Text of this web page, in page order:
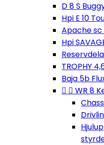
D 8 S
Hpi E 10
Apache sc
Hpi
TROPHY
Baja 5b
  WR 8